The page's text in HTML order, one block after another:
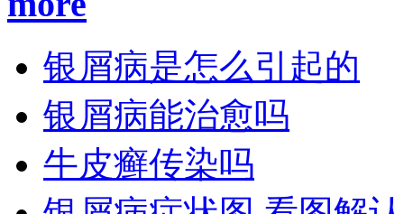
银屑病是怎么引起的
银屑病能治愈吗
牛皮癣传染吗